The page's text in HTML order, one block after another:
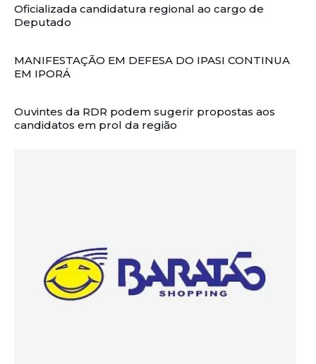
Oficializada candidatura regional ao cargo de
Deputado
MANIFESTAÇÃO EM DEFESA DO IPASI CONTINUA
EM IPORÁ
Ouvintes da RDR podem sugerir propostas aos
candidatos em prol da região